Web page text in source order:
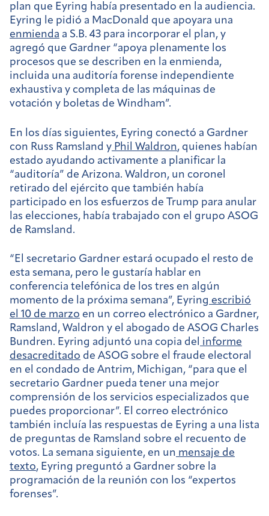
plan que Eyring había presentado en la audiencia.
Eyring le pidió a MacDonald que apoyara una
enmienda a S.B. 43 para incorporar el plan, y
agregó que Gardner “apoya plenamente los
procesos que se describen en la enmienda,
incluida una auditoría forense independiente
exhaustiva y completa de las máquinas de
votación y boletas de Windham”.
En los días siguientes, Eyring conectó a Gardner
con Russ Ramsland y Phil Waldron, quienes habían
estado ayudando activamente a planificar la
“auditoría” de Arizona. Waldron, un coronel
retirado del ejército que también había
participado en los esfuerzos de Trump para anular
las elecciones, había trabajado con el grupo ASOG
de Ramsland.
“El secretario Gardner estará ocupado el resto de
esta semana, pero le gustaría hablar en
conferencia telefónica de los tres en algún
momento de la próxima semana”, Eyring escribió
el 10 de marzo en un correo electrónico a Gardner,
Ramsland, Waldron y el abogado de ASOG Charles
Bundren. Eyring adjuntó una copia del informe
desacreditado de ASOG sobre el fraude electoral
en el condado de Antrim, Michigan, “para que el
secretario Gardner pueda tener una mejor
comprensión de los servicios especializados que
puedes proporcionar”. El correo electrónico
también incluía las respuestas de Eyring a una lista
de preguntas de Ramsland sobre el recuento de
votos. La semana siguiente, en un mensaje de
texto, Eyring preguntó a Gardner sobre la
programación de la reunión con los “expertos
forenses”.